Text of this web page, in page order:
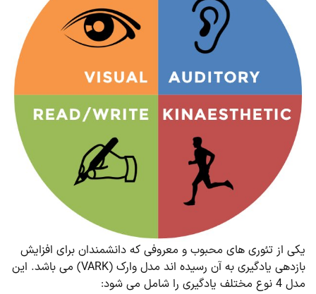
یکی از تئوری های محبوب و معروفی که دانشمندان برای افزایش
بازدهی یادگیری به آن رسیده اند مدل وارک (VARK) می باشد. این
مدل 4 نوع مختلف یادگیری را شامل می شود: